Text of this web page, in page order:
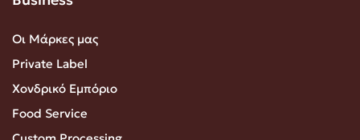
Οι Μάρκες μας
Private Label
Χονδρικό Εμπόριο
Food Service